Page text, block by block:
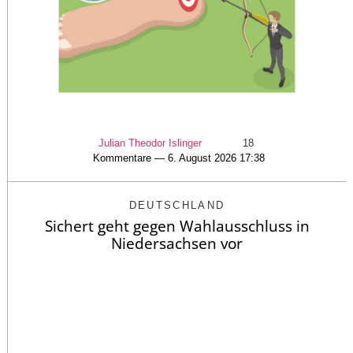
Julian Theodor Islinger
18
Kommentare — 6. August 2026 17:38
DEUTSCHLAND
Sichert geht gegen Wahlausschluss in
Niedersachsen vor